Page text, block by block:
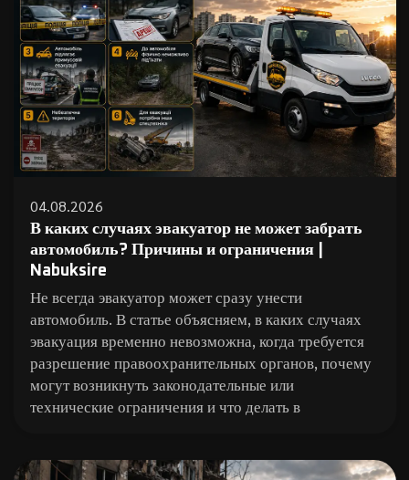
04.08.2026
В каких случаях эвакуатор не может забрать
автомобиль? Причины и ограничения |
Nabuksire
Не всегда эвакуатор может сразу унести
автомобиль. В статье объясняем, в каких случаях
эвакуация временно невозможна, когда требуется
разрешение правоохранительных органов, почему
могут возникнуть законодательные или
технические ограничения и что делать в